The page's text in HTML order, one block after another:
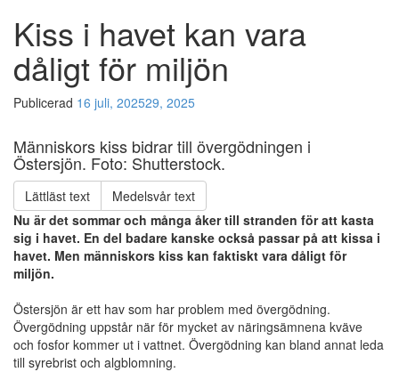
Kiss i havet kan vara
dåligt för miljön
Publicerad 16 juli, 202529, 2025
Människors kiss bidrar till övergödningen i
Östersjön. Foto: Shutterstock.
Lättläst text
Medelsvår text
Nu är det sommar och många åker till stranden för att kasta
sig i havet. En del badare kanske också passar på att kissa i
havet. Men människors kiss kan faktiskt vara dåligt för
miljön.
Östersjön är ett hav som har problem med övergödning.
Övergödning uppstår när för mycket av näringsämnena kväve
och fosfor kommer ut i vattnet. Övergödning kan bland annat leda
till syrebrist och algblomning.
fungera.
Statistik
För att vi
förbättra
hemsidans
funktionalitet
och
uppbyggnad,
baserat på
hur
hemsidan
Upplevelse
För att vår